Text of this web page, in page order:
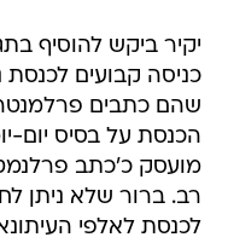
שהם כתבים
הכנסת על בסיס יום-
מועסק כ'כתב
רב. ברור שלא ניתן
לכנסת לאלפי
גם כשהם, מעת לעת,
לאחרונה, נבדק